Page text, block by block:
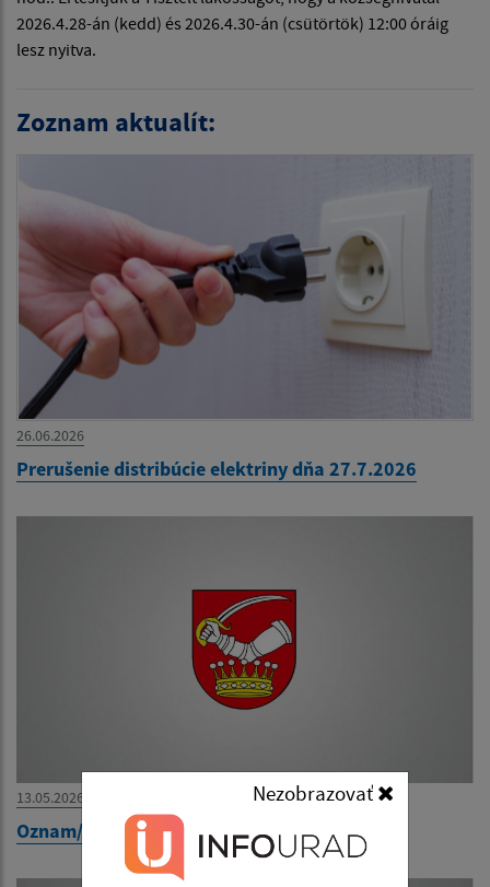
Nezobrazovať
2026.4.28-án (kedd) és 2026.4.30-án (csütörtök) 12:00 óráig
lesz nyitva.
Zoznam aktualít:
26.06.2026
Prerušenie distribúcie elektriny dňa 27.7.2026
13.05.2026
Oznam/Értesítés